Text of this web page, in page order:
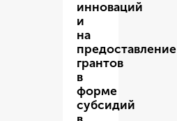
инноваций
и
на
предоставление
грантов
в
форме
субсидий